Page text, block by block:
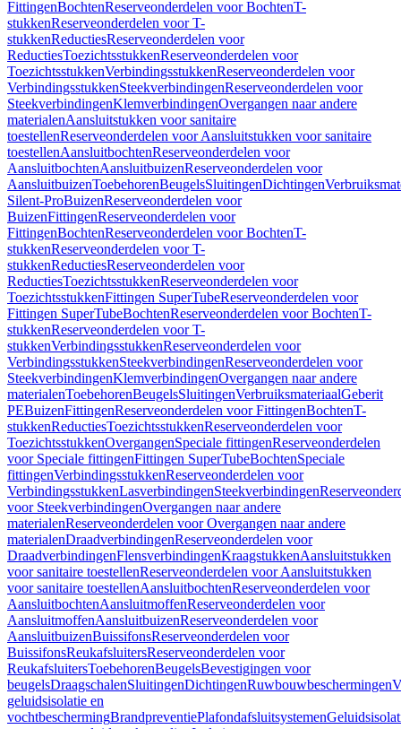
FittingenBochtenReserveonderdelen voor BochtenT-
stukkenReserveonderdelen voor T-
stukkenReductiesReserveonderdelen voor
ReductiesToezichtsstukkenReserveonderdelen voor
ToezichtsstukkenVerbindingsstukkenReserveonderdelen voor
VerbindingsstukkenSteekverbindingenReserveonderdelen voor
SteekverbindingenKlemverbindingenOvergangen naar andere
materialenAansluitstukken voor sanitaire
toestellenReserveonderdelen voor Aansluitstukken voor sanitaire
toestellenAansluitbochtenReserveonderdelen voor
AansluitbochtenAansluitbuizenReserveonderdelen voor
AansluitbuizenToebehorenBeugelsSluitingenDichtingen
Silent-ProBuizenReserveonderdelen voor
BuizenFittingenReserveonderdelen voor
FittingenBochtenReserveonderdelen voor BochtenT-
stukkenReserveonderdelen voor T-
stukkenReductiesReserveonderdelen voor
ReductiesToezichtsstukkenReserveonderdelen voor
ToezichtsstukkenFittingen SuperTubeReserveonderdelen voor
Fittingen SuperTubeBochtenReserveonderdelen voor BochtenT-
stukkenReserveonderdelen voor T-
stukkenVerbindingsstukkenReserveonderdelen voor
VerbindingsstukkenSteekverbindingenReserveonderdelen voor
SteekverbindingenKlemverbindingenOvergangen naar andere
materialenToebehorenBeugelsSluitingenVerbruiksmateriaalGeberit
PEBuizenFittingenReserveonderdelen voor FittingenBochtenT-
stukkenReductiesToezichtsstukkenReserveonderdelen voor
ToezichtsstukkenOvergangenSpeciale fittingenReserveonderdelen
voor Speciale fittingenFittingen SuperTubeBochtenSpeciale
fittingenVerbindingsstukkenReserveonderdelen voor
VerbindingsstukkenLasverbindingenSteekverbindingen
voor SteekverbindingenOvergangen naar andere
materialenReserveonderdelen voor Overgangen naar andere
materialenDraadverbindingenReserveonderdelen voor
DraadverbindingenFlensverbindingenKraagstukkenAansluitstukken
voor sanitaire toestellenReserveonderdelen voor Aansluitstukken
voor sanitaire toestellenAansluitbochtenReserveonderdelen voor
AansluitbochtenAansluitmoffenReserveonderdelen voor
AansluitmoffenAansluitbuizenReserveonderdelen voor
AansluitbuizenBuissifonsReserveonderdelen voor
BuissifonsReukafsluitersReserveonderdelen voor
ReukafsluitersToebehorenBeugelsBevestigingen voor
beugelsDraagschalenSluitingenDichtingenRuwbouwbeschermingen
geluidsisolatie en
vochtbeschermingBrandpreventiePlafondafsluitsystemen